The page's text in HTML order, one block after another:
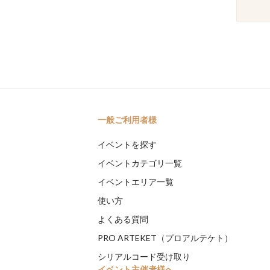
一般ご利用者様
イベントを探す
イベントカテゴリ一覧
イベントエリア一覧
使い方
よくある質問
PRO ARTEKET（プロアルテケト）
シリアルコード受け取り